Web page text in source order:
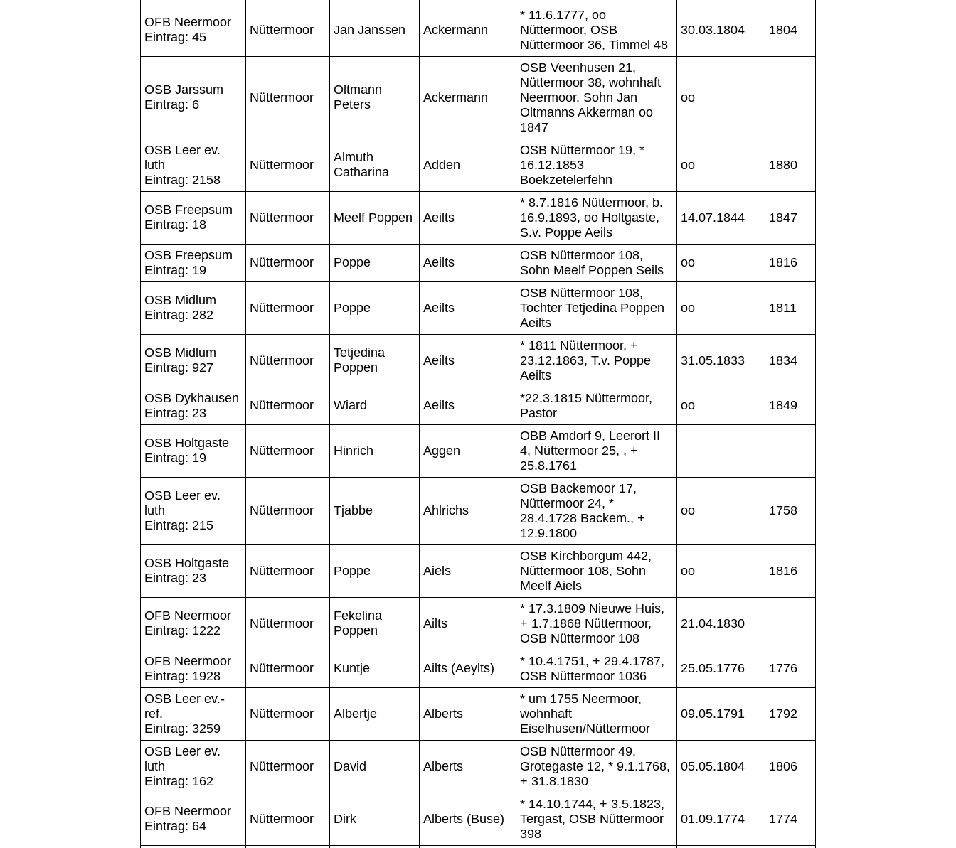
OFB Neermoor
Eintrag: 45
Nüttermoor Jan Janssen Ackermann
* 11.6.1777, oo
Nüttermoor, OSB
Nüttermoor 36, Timmel 48
30.03.1804 1804
OSB Jarssum
Eintrag: 6
Nüttermoor
Oltmann
Peters
Ackermann
OSB Veenhusen 21,
Nüttermoor 38, wohnhaft
Neermoor, Sohn Jan
Oltmanns Akkerman oo
1847
oo
OSB Leer ev.
luth
Eintrag: 2158
Nüttermoor
Almuth
Catharina
Adden
OSB Nüttermoor 19, *
16.12.1853
Boekzetelerfehn
oo 1880
OSB Freepsum
Eintrag: 18
Nüttermoor Meelf Poppen Aeilts
* 8.7.1816 Nüttermoor, b.
16.9.1893, oo Holtgaste,
S.v. Poppe Aeils
14.07.1844 1847
OSB Freepsum
Eintrag: 19
Nüttermoor Poppe Aeilts
OSB Nüttermoor 108,
Sohn Meelf Poppen Seils
oo 1816
OSB Midlum
Eintrag: 282
Nüttermoor Poppe Aeilts
OSB Nüttermoor 108,
Tochter Tetjedina Poppen
Aeilts
oo 1811
OSB Midlum
Eintrag: 927
Nüttermoor
Tetjedina
Poppen
Aeilts
* 1811 Nüttermoor, +
23.12.1863, T.v. Poppe
Aeilts
31.05.1833 1834
OSB Dykhausen
Eintrag: 23
Nüttermoor Wiard Aeilts
*22.3.1815 Nüttermoor,
Pastor
oo 1849
OSB Holtgaste
Eintrag: 19
Nüttermoor Hinrich Aggen
OBB Amdorf 9, Leerort II
4, Nüttermoor 25, , +
25.8.1761
OSB Leer ev.
luth
Eintrag: 215
Nüttermoor Tjabbe Ahlrichs
OSB Backemoor 17,
Nüttermoor 24, *
28.4.1728 Backem., +
12.9.1800
oo 1758
OSB Holtgaste
Eintrag: 23
Nüttermoor Poppe Aiels
OSB Kirchborgum 442,
Nüttermoor 108, Sohn
Meelf Aiels
oo 1816
OFB Neermoor
Eintrag: 1222
Nüttermoor
Fekelina
Poppen
Ailts
* 17.3.1809 Nieuwe Huis,
+ 1.7.1868 Nüttermoor,
OSB Nüttermoor 108
21.04.1830
OFB Neermoor
Eintrag: 1928
Nüttermoor Kuntje Ailts (Aeylts)
* 10.4.1751, + 29.4.1787,
OSB Nüttermoor 1036
25.05.1776 1776
OSB Leer ev.-
ref.
Eintrag: 3259
Nüttermoor Albertje Alberts
* um 1755 Neermoor,
wohnhaft
Eiselhusen/Nüttermoor
09.05.1791 1792
OSB Leer ev.
luth
Eintrag: 162
Nüttermoor David Alberts
OSB Nüttermoor 49,
Grotegaste 12, * 9.1.1768,
+ 31.8.1830
05.05.1804 1806
OFB Neermoor
Eintrag: 64
Nüttermoor Dirk Alberts (Buse)
* 14.10.1744, + 3.5.1823,
Tergast, OSB Nüttermoor
398
01.09.1774 1774